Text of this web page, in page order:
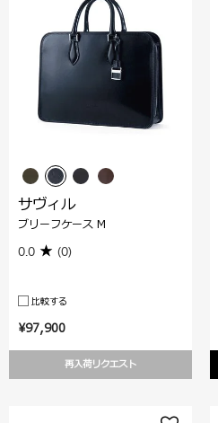
¥97,900
再入荷リクエスト
サヴィル
ブリーフケース M
0.0 (0)
比較する